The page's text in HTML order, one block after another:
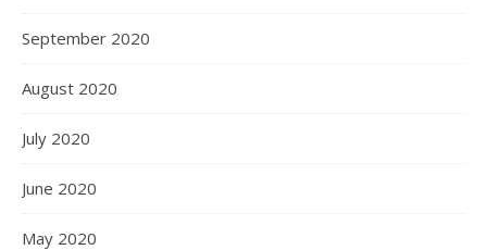
September 2020
August 2020
July 2020
June 2020
May 2020